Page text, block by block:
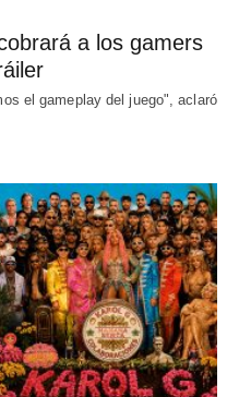
a los gamers
el gameplay del juego", aclaró